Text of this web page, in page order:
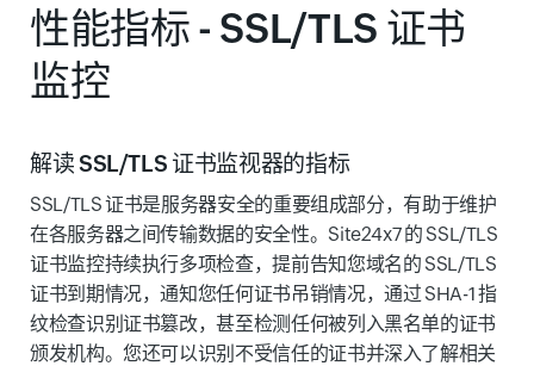
性能指标 - SSL/TLS 证书
监控
解读 SSL/TLS 证书监视器的指标
SSL/TLS 证书是服务器安全的重要组成部分，有助于维护
在各服务器之间传输数据的安全性。Site24x7 的 SSL/TLS
证书监控持续执行多项检查，提前告知您域名的 SSL/TLS
证书到期情况，通知您任何证书吊销情况，通过 SHA-1 指
纹检查识别证书篡改，甚至检测任何被列入黑名单的证书
颁发机构。您还可以识别不受信任的证书并深入了解相关